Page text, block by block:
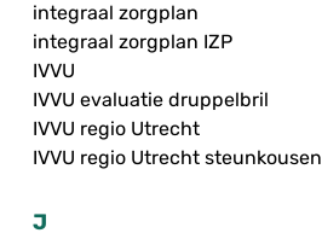
integraal zorgplan
integraal zorgplan IZP
IVVU
IVVU evaluatie druppelbril
IVVU regio Utrecht
IVVU regio Utrecht steunkousen
J